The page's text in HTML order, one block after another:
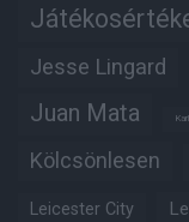
Jesse Lingard
Juan Mata
Kölcsönlesen
Leicester City